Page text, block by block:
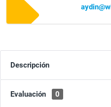
Descripción
Evaluación 0